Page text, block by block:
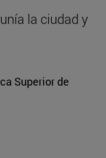
la ciudad y
Superior de